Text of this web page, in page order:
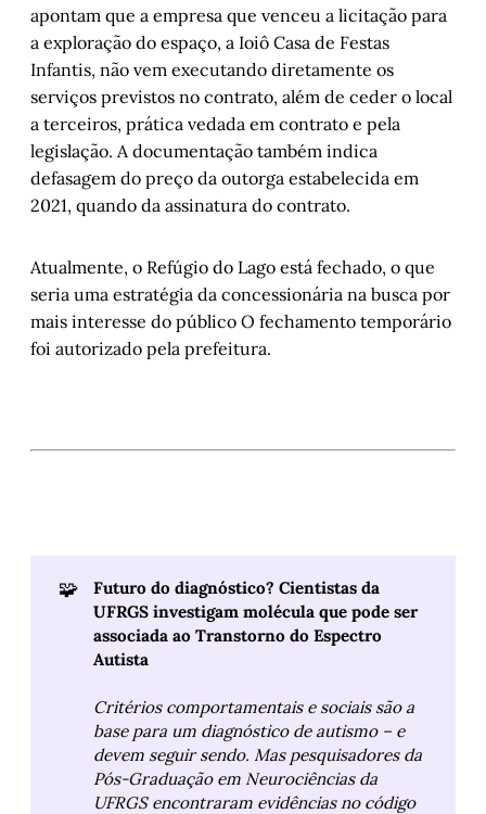
apontam que a empresa que venceu a licitação para
a exploração do espaço, a Ioiô Casa de Festas
Infantis, não vem executando diretamente os
serviços previstos no contrato, além de ceder o local
a terceiros, prática vedada em contrato e pela
legislação. A documentação também indica
defasagem do preço da outorga estabelecida em
2021, quando da assinatura do contrato.
Atualmente, o Refúgio do Lago está fechado, o que
seria uma estratégia da concessionária na busca por
mais interesse do público O fechamento temporário
foi autorizado pela prefeitura.
🧩
Futuro do diagnóstico? Cientistas da
UFRGS investigam molécula que pode ser
associada ao Transtorno do Espectro
Autista
Critérios comportamentais e sociais são a
base para um diagnóstico de autismo – e
devem seguir sendo. Mas pesquisadores da
Pós-Graduação em Neurociências da
UFRGS encontraram evidências no código